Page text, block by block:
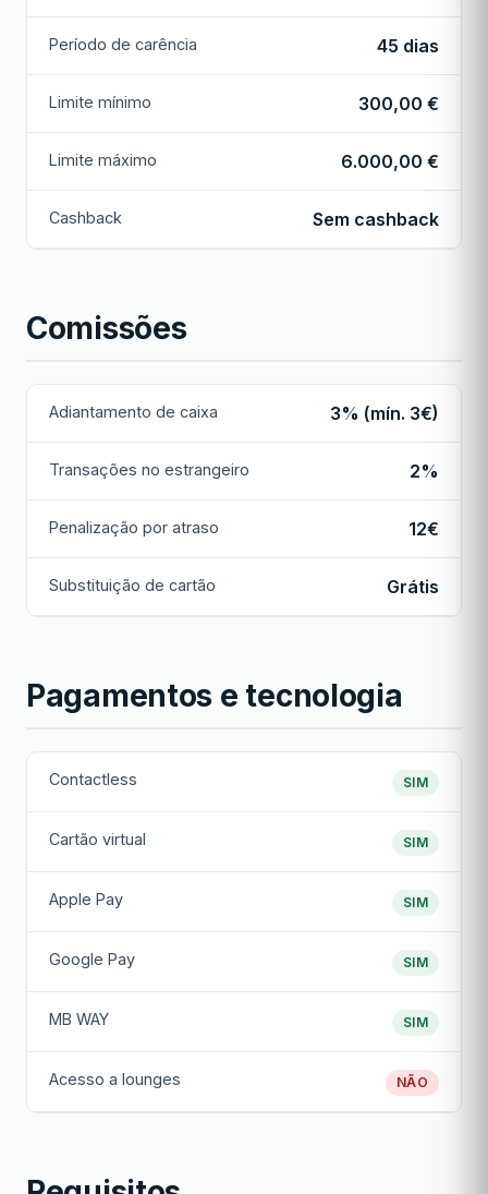
Período de carência 45 dias
Limite mínimo 300,00 €
Limite máximo 6.000,00 €
Cashback Sem cashback
Comissões
Adiantamento de caixa 3% (mín. 3€)
Transações no estrangeiro 2%
Penalização por atraso 12€
Substituição de cartão Grátis
Pagamentos e tecnologia
Contactless SIM
Cartão virtual SIM
Apple Pay SIM
Google Pay SIM
MB WAY SIM
Acesso a lounges NÃO